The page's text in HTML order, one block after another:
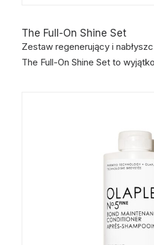
The Full-On Shine Set
Zestaw regenerujący i
The Full-On Shine Set to